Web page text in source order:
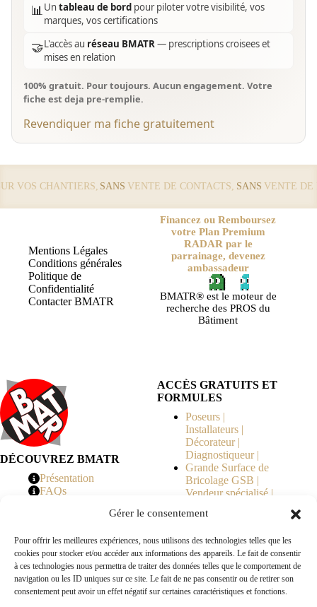
Gérer le consentement
Pour offrir les meilleures expériences, nous utilisons des technologies telles que les
cookies pour stocker et/ou accéder aux informations des appareils. Le fait de consentir
à ces technologies nous permettra de traiter des données telles que le comportement de
navigation ou les ID uniques sur ce site. Le fait de ne pas consentir ou de retirer son
consentement peut avoir un effet négatif sur certaines caractéristiques et fonctions.
📊Untableau de bord pour piloter votre visibilité, vos
marques, vos certifications
🤝L'accès au réseau BMATR— prescriptions croisees et
mises en relation
100% gratuit. Pour toujours. Aucun engagement. Votre
fiche est deja pre-remplie.
Revendiquer ma fiche gratuitement
VOS CHANTIERS, SANSVENTE DE CONTACTS,SANSVENTE DE
Mentions Légales
Conditions générales
Politique de
Confidentialité
Contacter BMATR
Financez ou Remboursez
votre Plan Premium
RADAR par le
parrainage, devenez
ambassadeur
BMATR® est le moteur de
recherche des PROS du
Bâtiment
DÉCOUVREZ BMATR
Présentation
FAQs
ACCÈS GRATUITS ET
FORMULES
Poseurs |
Installateurs |
Décorateur |
Diagnostiqueur |
Grande Surface de
Bricolage GSB |
Vendeur spécialisé |
Copropriété | MOE |
en Travaux |
Fabricants | Marque |
© 2026 BMATR® — Tous droits réservés.